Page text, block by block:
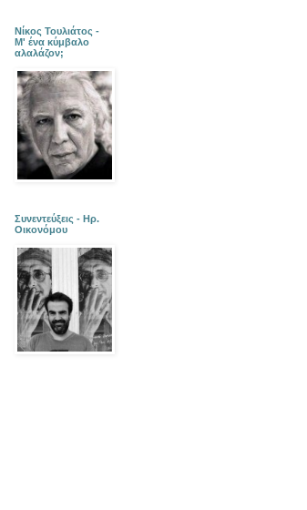
Νίκος Τουλιάτος -
Μ' ένα κύμβαλο
αλαλάζον;
Συνεντεύξεις - Ηρ.
Οικονόμου